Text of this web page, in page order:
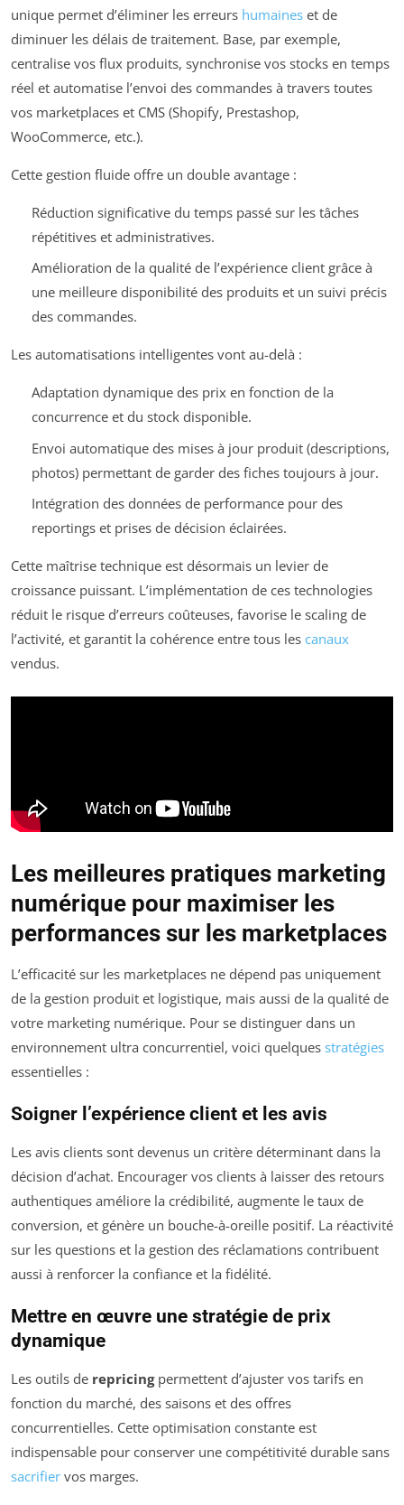
unique permet d’éliminer les erreurs humaines et de
diminuer les délais de traitement. Base, par exemple,
centralise vos flux produits, synchronise vos stocks en temps
réel et automatise l’envoi des commandes à travers toutes
vos marketplaces et CMS (Shopify, Prestashop,
WooCommerce, etc.).
Cette gestion fluide offre un double avantage :
Réduction significative du temps passé sur les tâches
répétitives et administratives.
Amélioration de la qualité de l’expérience client grâce à
une meilleure disponibilité des produits et un suivi précis
des commandes.
Les automatisations intelligentes vont au-delà :
Adaptation dynamique des prix en fonction de la
concurrence et du stock disponible.
Envoi automatique des mises à jour produit (descriptions,
photos) permettant de garder des fiches toujours à jour.
Intégration des données de performance pour des
reportings et prises de décision éclairées.
Cette maîtrise technique est désormais un levier de
croissance puissant. L’implémentation de ces technologies
réduit le risque d’erreurs coûteuses, favorise le scaling de
l’activité, et garantit la cohérence entre tous les canaux
vendus.
Les meilleures pratiques marketing
numérique pour maximiser les
performances sur les marketplaces
L’efficacité sur les marketplaces ne dépend pas uniquement
de la gestion produit et logistique, mais aussi de la qualité de
votre marketing numérique. Pour se distinguer dans un
environnement ultra concurrentiel, voici quelques stratégies
essentielles :
Soigner l’expérience client et les avis
Les avis clients sont devenus un critère déterminant dans la
décision d’achat. Encourager vos clients à laisser des retours
authentiques améliore la crédibilité, augmente le taux de
conversion, et génère un bouche-à-oreille positif. La réactivité
sur les questions et la gestion des réclamations contribuent
aussi à renforcer la confiance et la fidélité.
Mettre en œuvre une stratégie de prix
dynamique
Les outils de repricingpermettent d’ajuster vos tarifs en
fonction du marché, des saisons et des offres
concurrentielles. Cette optimisation constante est
indispensable pour conserver une compétitivité durable sans
sacrifier vos marges.